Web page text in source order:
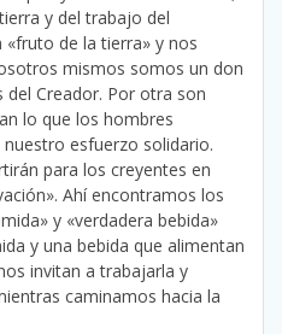
y del trabajo del
de la tierra» y nos
mismos somos un don
Creador. Por otra son
lo que los hombres
esfuerzo solidario.
para los creyentes en
Ahí encontramos los
y «verdadera bebida»
y una bebida que alimentan
invitan a trabajarla y
caminamos hacia la